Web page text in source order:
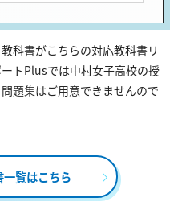
科書がこちらの対応教科書リ
トPlusでは中村女子高校の授
題集はご用意できませんので
覧はこちら